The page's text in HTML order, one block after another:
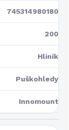
745314980180
200
Hliník
Puškohledy
Innomount